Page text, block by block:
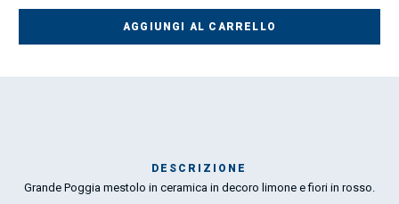
AGGIUNGI AL CARRELLO
DESCRIZIONE
Grande Poggia mestolo in ceramica in decoro limone e fiori in rosso.